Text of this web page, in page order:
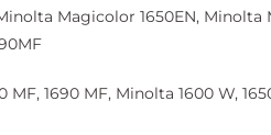
Magicolor 1650EN,
1690 MF, Minolta 1600 W,